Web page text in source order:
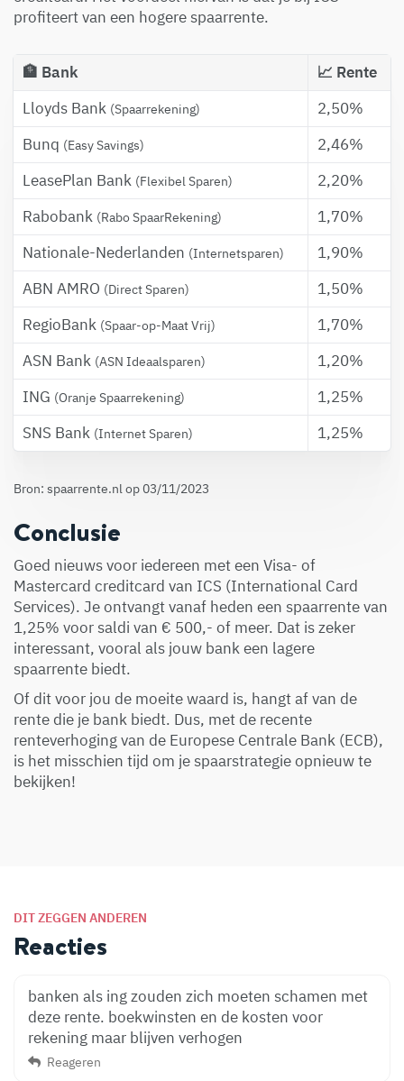
profiteert van een hogere spaarrente.
🏦 Bank
📈 Rente
Lloyds Bank (Spaarrekening)
2,50%
Bunq (Easy Savings)
2,46%
LeasePlan Bank (Flexibel Sparen)
2,20%
Rabobank (Rabo SpaarRekening)
1,70%
Nationale-Nederlanden (Internetsparen)
1,90%
ABN AMRO (Direct Sparen)
1,50%
RegioBank (Spaar-op-Maat Vrij)
1,70%
ASN Bank (ASN Ideaalsparen)
1,20%
ING (Oranje Spaarrekening)
1,25%
SNS Bank (Internet Sparen) 1,25%
Bron: spaarrente.nl op 03/11/2023
Conclusie
Goed nieuws voor iedereen met een Visa- of
Mastercard creditcard van ICS (International Card
Services). Je ontvangt vanaf heden een spaarrente van
1,25% voor saldi van € 500,- of meer. Dat is zeker
interessant, vooral als jouw bank een lagere
spaarrente biedt.
Of dit voor jou de moeite waard is, hangt af van de
rente die je bank biedt. Dus, met de recente
renteverhoging van de Europese Centrale Bank (ECB),
is het misschien tijd om je spaarstrategie opnieuw te
bekijken!
DIT ZEGGEN ANDEREN
Reacties
banken als ing zouden zich moeten schamen met
deze rente. boekwinsten en de kosten voor
rekening maar blijven verhogen
Reageren